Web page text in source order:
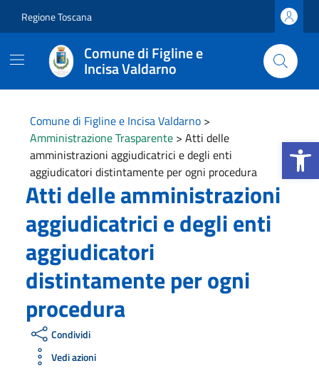
Apri la
Regione Toscana
Comune di Figline e
Incisa Valdarno
Comune di Figline e Incisa Valdarno >
Amministrazione Trasparente > Atti delle
amministrazioni aggiudicatrici e degli enti
aggiudicatori distintamente per ogni procedura
Atti delle amministrazioni
aggiudicatrici e degli enti
aggiudicatori
distintamente per ogni
procedura
Condividi
Vedi azioni